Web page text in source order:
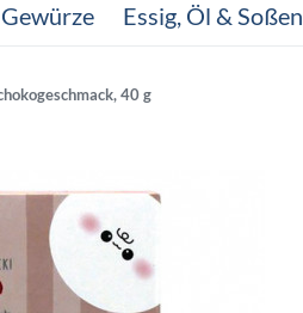
Gewürze Essig, Öl & Soßen
40 g